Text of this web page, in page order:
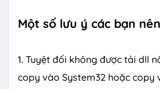
Một số lưu ý các bạn
1. Tuyệt đối không được tải dll
copy vào System32 hoặc copy